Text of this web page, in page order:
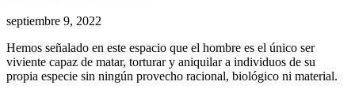
septiembre 9, 2022
Hemos señalado en este espacio que el hombre es el único ser
viviente capaz de matar, torturar y aniquilar a individuos de su
propia especie sin ningún provecho racional, biológico ni material.